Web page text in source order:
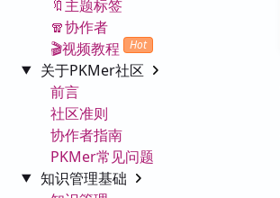
🔖主题标签
🧣协作者
🎬视频教程
Hot
关于PKMer社区
前言
社区准则
协作者指南
PKMer常见问题
知识管理基础